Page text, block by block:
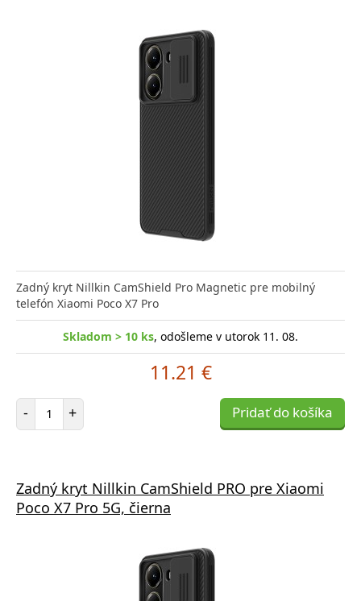
Zadný kryt Nillkin CamShield Pro Magnetic pre mobilný
telefón Xiaomi Poco X7 Pro
Skladom > 10 ks, odošleme v utorok 11. 08.
11.21 €
- Počet položiek
+ Pridať do košíka
Zadný kryt Nillkin CamShield PRO pre Xiaomi
Poco X7 Pro 5G, čierna